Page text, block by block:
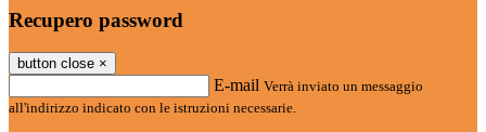
Recupero password
button close ×
E-mail Verrà inviato un messaggio
all'indirizzo indicato con le istruzioni necessarie.